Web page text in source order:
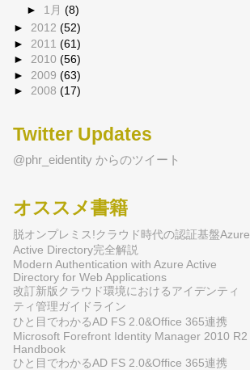
► 1月(8)
► 2012 (52)
► 2011 (61)
► 2010 (56)
► 2009 (63)
► 2008 (17)
Twitter Updates
@phr_eidentity からのツイート
オススメ書籍
脱オンプレミス!クラウド時代の認証基盤Azure
Active Directory完全解説
Modern Authentication with Azure Active
Directory for Web Applications
改訂新版クラウド環境におけるアイデンティ
ティ管理ガイドライン
ひと目でわかるAD FS 2.0&Office 365連携
Microsoft Forefront Identity Manager 2010 R2
Handbook
ひと目でわかるAD FS 2.0&Office 365連携